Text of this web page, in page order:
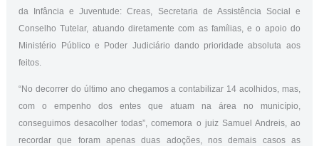
da Infância e Juventude: Creas, Secretaria de Assistência Social e
Conselho Tutelar, atuando diretamente com as famílias, e o apoio do
Ministério Público e Poder Judiciário dando prioridade absoluta aos
feitos.
“No decorrer do último ano chegamos a contabilizar 14 acolhidos, mas,
com o empenho dos entes que atuam na área no município,
conseguimos desacolher todas”, comemora o juiz Samuel Andreis, ao
recordar que foram apenas duas adoções, nos demais casos as